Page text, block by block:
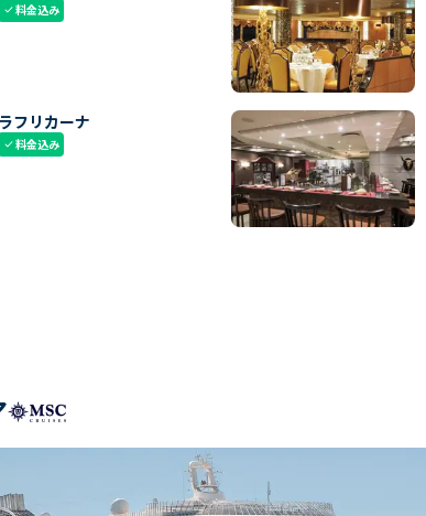
check料金込み
ラフリカーナ
check料金込み